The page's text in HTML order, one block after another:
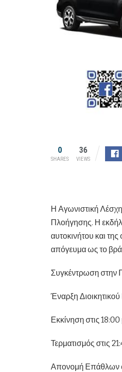
0
SHARES
36
VIEWS
Η Αγωνιστική
Πλοήγησης. Η
αυτοκινήτου και
απόγευμα ως το
Συγκέντρωση στην
Έναρξη
Εκκίνηση στις 18:00
Τερματισμός στις
Απονομή Επάθλων